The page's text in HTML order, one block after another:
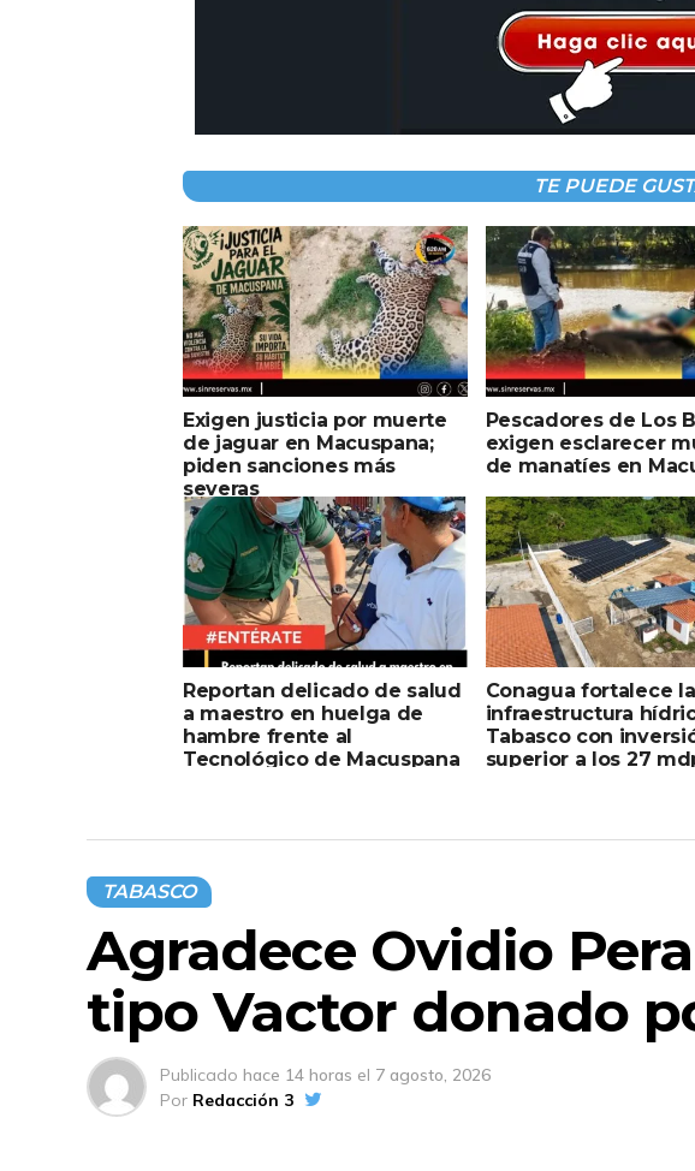
TE PUEDE
Exigen justicia por muerte
de jaguar en Macuspana;
piden sanciones más
severas
Pescadores de Los
exigen esclarecer
de manatíes en
Reportan delicado de salud
a maestro en huelga de
hambre frente al
Tecnológico de Macuspana
Conagua fortalece la
infraestructura
Tabasco con
superior a los 27
TABASCO
Agradece Ovidio
tipo Vactor donado
Publicado hace 14 horas el 7 agosto, 2026
Por Redacción 3